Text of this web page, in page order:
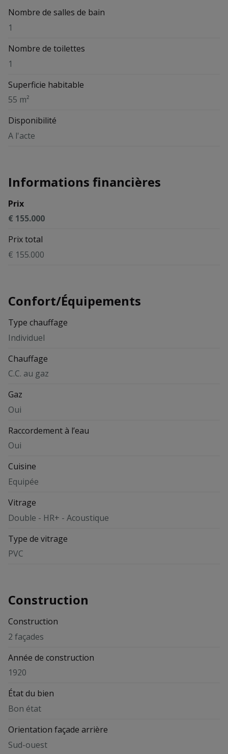
Nombre de salles de bain
1
Nombre de toilettes
1
Superficie habitable
55 m²
Disponibilité
A l'acte
Informations financières
Prix
€ 155.000
Prix total
€ 155.000
Confort/Équipements
Type chauffage
Individuel
Chauffage
C.C. au gaz
Gaz
Oui
Raccordement à l’eau
Oui
Cuisine
Equipée
Vitrage
Double - HR+ - Acoustique
Type de vitrage
PVC
Construction
Construction
2 façades
Année de construction
1920
État du bien
Bon état
Orientation façade arrière
Sud-ouest